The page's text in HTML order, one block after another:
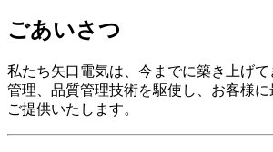
ごあいさつ
私たち矢口電気は、今までに築き上げ
管理、品質管理技術を駆使し、お客様
ご提供いたします。